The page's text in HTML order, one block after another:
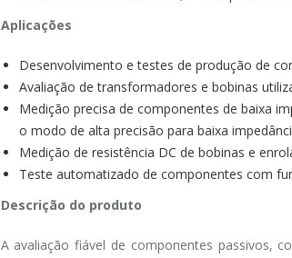
Aplicações
Desenvolvimento e testes de produção de
Avaliação de transformadores e bobinas
Medição precisa de componentes de baixa
o modo de alta precisão para baixa
Medição de resistência DC de bobinas e
Teste automatizado de componentes com
Descrição do produto
A avaliação fiável de componentes passivos,